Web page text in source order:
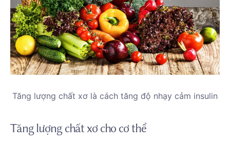
Tăng lượng chất xơ là cách tăng độ nhạy cảm insulin
Tăng lượng chất xơ cho cơ thể